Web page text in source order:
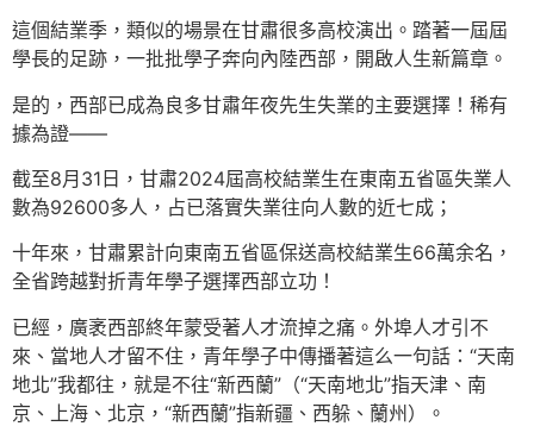
這個結業季，類似的場景在甘肅很多高校演出。踏著一屆屆
學長的足跡，一批批學子奔向內陸西部，開啟人生新篇章。
是的，西部已成為良多甘肅年夜先生失業的主要選擇！稀有
據為證——
截至8月31日，甘肅2024屆高校結業生在東南五省區失業人
數為92600多人，占已落實失業往向人數的近七成；
十年來，甘肅累計向東南五省區保送高校結業生66萬余名，
全省跨越對折青年學子選擇西部立功！
已經，廣袤西部終年蒙受著人才流掉之痛。外埠人才引不
來、當地人才留不住，青年學子中傳播著這么一句話：“天南
地北”我都往，就是不往“新西蘭”（“天南地北”指天津、南
京、上海、北京，“新西蘭”指新疆、西躲、蘭州）。